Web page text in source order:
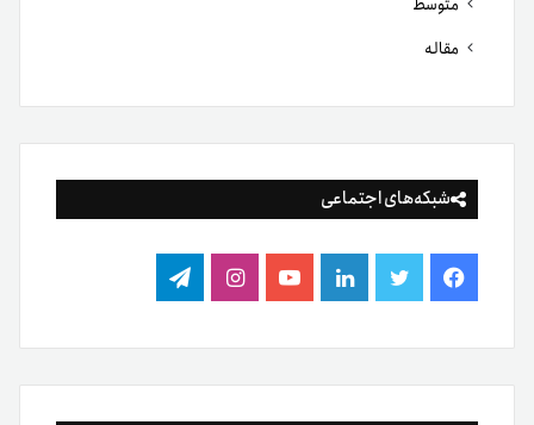
مقاله
شبکه‌های اجتماعی
فیس
بوک
توییتر لینکدینیوتیوباینستاگرام
تلگرام